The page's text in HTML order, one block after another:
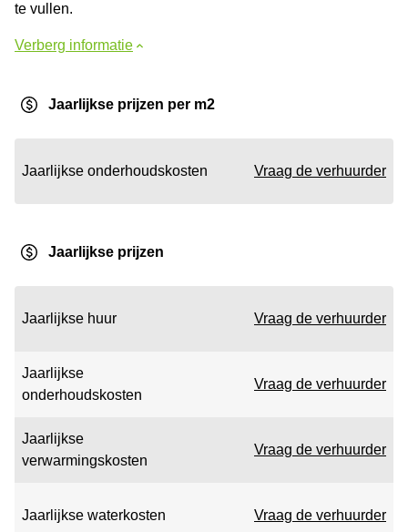
te vullen.
Verberg informatie
Jaarlijkse prijzen per m2
Jaarlijkse onderhoudskosten Vraag de verhuurder
Jaarlijkse prijzen
Jaarlijkse huur Vraag de verhuurder
Jaarlijkse
onderhoudskosten
Vraag de verhuurder
Jaarlijkse
verwarmingskosten
Vraag de verhuurder
Jaarlijkse waterkosten Vraag de verhuurder